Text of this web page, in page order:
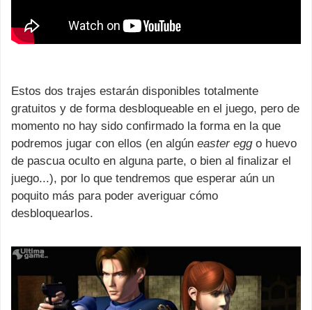
Estos dos trajes estarán disponibles totalmente
gratuitos y de forma desbloqueable en el juego, pero de
momento no hay sido confirmado la forma en la que
podremos jugar con ellos (en algún easter eggo huevo
de pascua oculto en alguna parte, o bien al finalizar el
juego...), por lo que tendremos que esperar aún un
poquito más para poder averiguar cómo
desbloquearlos.